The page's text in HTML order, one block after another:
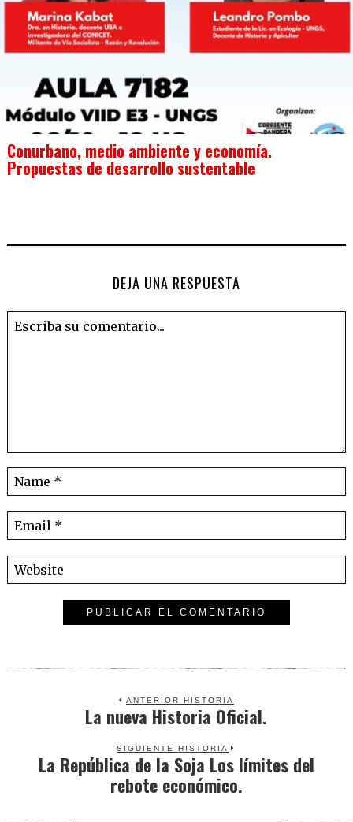
Conurbano, medio ambiente y economía.
Propuestas de desarrollo sustentable
DEJA UNA RESPUESTA
ANTERIOR HISTORIA
Previous
La nueva Historia Oficial.
SIGUIENTE HISTORIA
Next
post:
La República de la Soja Los límites del
rebote económico.